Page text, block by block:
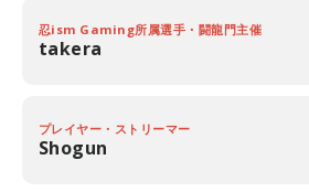
忍ism Gaming所属選手・闘龍門主催
takera
プレイヤー・ストリーマー
Shogun